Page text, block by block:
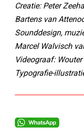
Creatie: Peter
Bartens van
Sounddesign,
Marcel Walvisch
Videograaf:
Typografie-